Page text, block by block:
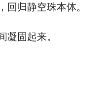
回归静空珠本体。
固起来。